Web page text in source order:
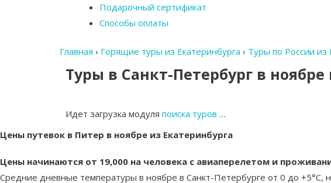
Подарочный сертификат
Способы оплаты
Главная › Горящие туры из Екатеринбурга › Туры по России из
Туры в Санкт-Петербург в ноябре
Идет загрузка модуля поиска туров …
Цены путевок в Питер в ноябре из Екатеринбурга
Цены начинаются от 19,000 на человека с авиаперелетом и
Средние дневные температуры в ноябре в Санкт-Петербурге от 0 до +5°C,